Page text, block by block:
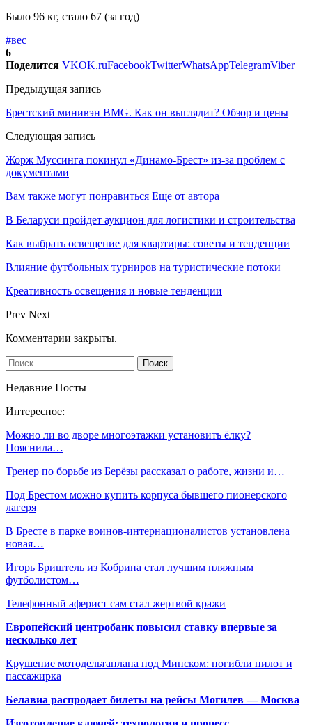
Было 96 кг, стало 67 (за год)
#вес
6
Поделится VKOK.ruFacebookTwitterWhatsAppTelegramViber
Предыдущая запись
Брестский минивэн BMG. Как он выглядит? Обзор и цены
Следующая запись
Жорж Муссинга покинул «Динамо-Брест» из-за проблем с
документами
Вам также могут понравиться Еще от автора
В Беларуси пройдет аукцион для логистики и строительства
Как выбрать освещение для квартиры: советы и тенденции
Влияние футбольных турниров на туристические потоки
Креативность освещения и новые тенденции
Prev Next
Комментарии закрыты.
Недавние Посты
Интересное:
Можно ли во дворе многоэтажки установить ёлку?
Пояснила…
Тренер по борьбе из Берёзы рассказал о работе, жизни и…
Под Брестом можно купить корпуса бывшего пионерского
лагеря
В Бресте в парке воинов-интернационалистов установлена
новая…
Игорь Бриштель из Кобрина стал лучшим пляжным
футболистом…
Телефонный аферист сам стал жертвой кражи
Европейский центробанк повысил ставку впервые за
несколько лет
Крушение мотодельтаплана под Минском: погибли пилот и
пассажирка
Белавиа распродает билеты на рейсы Могилев — Москва